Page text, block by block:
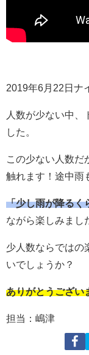
2019年6月22日ナ
人数が少ない中、
した。
この少ない人数だ
触れます！途中雨
「少し雨が降るく
ながら楽しみまし
少人数ならではの
いでしょうか？
ありがとうござい
担当：嶋津